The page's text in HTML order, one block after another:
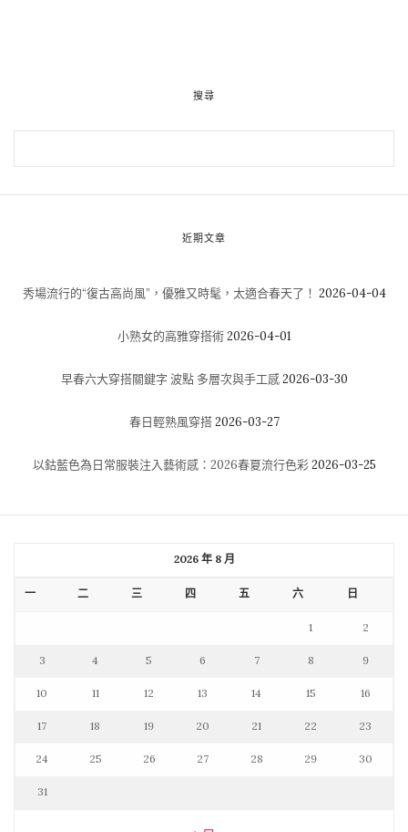
搜尋
近期文章
秀場流行的“復古高尚風”，優雅又時髦，太適合春天了！ 2026-04-04
小熟女的高雅穿搭術 2026-04-01
早春六大穿搭關鍵字 波點 多層次與手工感 2026-03-30
春日輕熟風穿搭 2026-03-27
以鈷藍色為日常服裝注入藝術感：2026春夏流行色彩 2026-03-25
2026 年 8 月
一 二 三 四 五 六 日
1 2
3 4 5 6 7 8 9
10 11 12 13 14 15 16
17 18 19 20 21 22 23
24 25 26 27 28 29 30
31